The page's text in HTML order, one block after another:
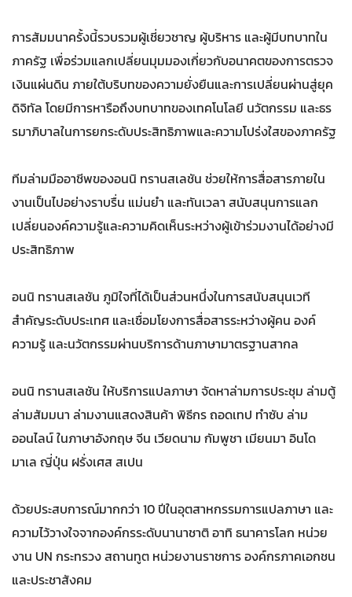
การสัมมนาครั้งนี้รวบรวมผู้เชี่ยวชาญ ผู้บริหาร และผู้มีบทบาทใน
ภาครัฐ เพื่อร่วมแลกเปลี่ยนมุมมองเกี่ยวกับอนาคตของการตรวจ
เงินแผ่นดิน ภายใต้บริบทของความยั่งยืนและการเปลี่ยนผ่านสู่ยุค
ดิจิทัล โดยมีการหารือถึงบทบาทของเทคโนโลยี นวัตกรรม และธร
รมาภิบาลในการยกระดับประสิทธิภาพและความโปร่งใสของภาครัฐ
ทีมล่ามมืออาชีพของอนนิ ทรานสเลชัน ช่วยให้การสื่อสารภายใน
งานเป็นไปอย่างราบรื่น แม่นยำ และทันเวลา สนับสนุนการแลก
เปลี่ยนองค์ความรู้และความคิดเห็นระหว่างผู้เข้าร่วมงานได้อย่างมี
ประสิทธิภาพ
อนนิ ทรานสเลชัน ภูมิใจที่ได้เป็นส่วนหนึ่งในการสนับสนุนเวที
สำคัญระดับประเทศ และเชื่อมโยงการสื่อสารระหว่างผู้คน องค์
ความรู้ และนวัตกรรมผ่านบริการด้านภาษามาตรฐานสากล
อนนิ ทรานสเลชัน ให้บริการแปลภาษา จัดหาล่ามการประชุม ล่ามตู้
ล่ามสัมมนา ล่ามงานแสดงสินค้า พิธีกร ถอดเทป ทำซับ ล่าม
ออนไลน์ ในภาษาอังกฤษ จีน เวียดนาม กัมพูชา เมียนมา อินโด
มาเล ญี่ปุ่น ฝรั่งเศส สเปน
ด้วยประสบการณ์มากกว่า 10 ปีในอุตสาหกรรมการแปลภาษา และ
ความไว้วางใจจากองค์กรระดับนานาชาติ อาทิ ธนาคารโลก หน่วย
งาน UN กระทรวง สถานทูต หน่วยงานราชการ องค์กรภาคเอกชน
และประชาสังคม